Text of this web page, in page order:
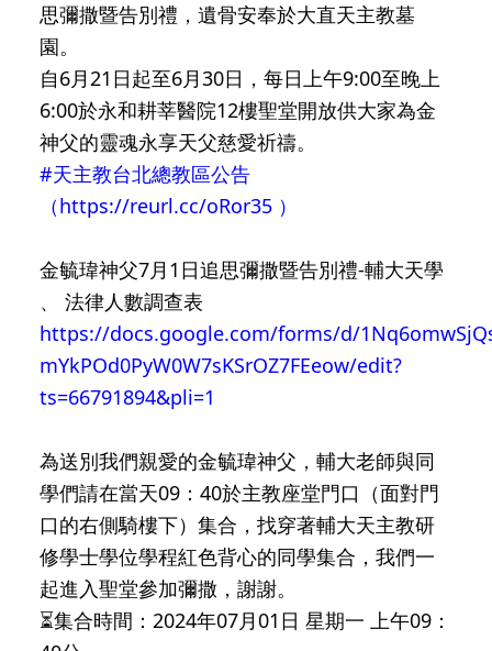
思彌撒暨告別禮，遺骨安奉於大直天主教墓
園。
自6月21日起至6月30日，每日上午9:00至晚上
6:00於永和耕莘醫院12樓聖堂開放供大家為金
神父的靈魂永享天父慈愛祈禱。
#天主教台北總教區公告
（https://reurl.cc/oRor35 ）
金毓瑋神父7月1日追思彌撒暨告別禮-輔大天學
、 法律人數調查表
https://docs.google.com/forms/d/
mYkPOd0PyW0W7sKSrOZ7FEeow/edit?
ts=66791894&pli=1
為送別我們親愛的金毓瑋神父，輔大老師與同
學們請在當天09：40於主教座堂門口（面對門
口的右側騎樓下）集合，找穿著輔大天主教研
修學士學位學程紅色背心的同學集合，我們一
起進入聖堂參加彌撒，謝謝。
⏳集合時間：2024年07月01日 星期一 上午09：